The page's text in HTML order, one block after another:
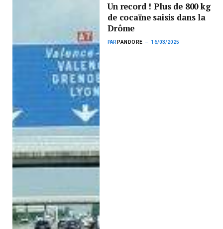
Un record ! Plus de 800 kg
de cocaïne saisis dans la
Drôme
PAR PANDORE 16/03/2025